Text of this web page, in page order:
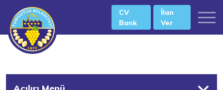
CV
Bank
İlan
Ver